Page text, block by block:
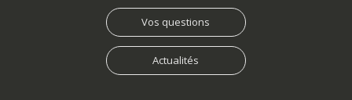
Vos questions
Actualités